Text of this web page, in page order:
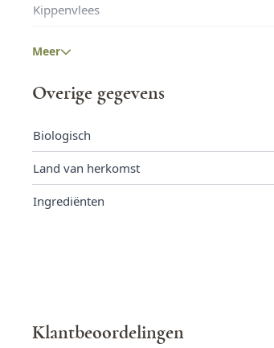
Kippenvlees
Melk
Mosterd
Noten
Rundvlees
Meer
Overige gegevens
Biologisch
Land van herkomst
Ingrediënten
Klantbeoordelingen